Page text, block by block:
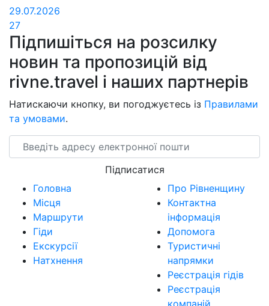
29.07.2026
27
Підпишіться на розсилку
новин та пропозицій від
rivne.travel і наших партнерів
Натискаючи кнопку, ви погоджуєтесь із Правилами
та умовами.
Email
Підписатися
Головна
Місця
Маршрути
Гіди
Екскурсії
Натхнення
Про Рівненщину
Контактна
інформація
Допомога
Туристичні
напрямки
Реєстрація гідів
Реєстрація